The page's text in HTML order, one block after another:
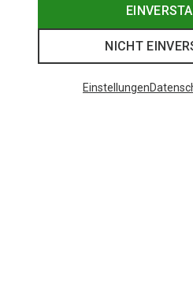
NICHT
Einstellungen